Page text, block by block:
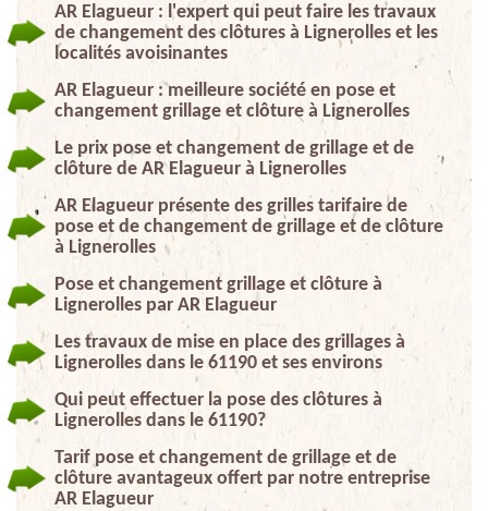
AR Elagueur : l'expert qui peut faire les travaux
de changement des clôtures à Lignerolles et les
localités avoisinantes
AR Elagueur : meilleure société en pose et
changement grillage et clôture à Lignerolles
Le prix pose et changement de grillage et de
clôture de AR Elagueur à Lignerolles
AR Elagueur présente des grilles tarifaire de
pose et de changement de grillage et de clôture
à Lignerolles
Pose et changement grillage et clôture à
Lignerolles par AR Elagueur
Les travaux de mise en place des grillages à
Lignerolles dans le 61190 et ses environs
Qui peut effectuer la pose des clôtures à
Lignerolles dans le 61190?
Tarif pose et changement de grillage et de
clôture avantageux offert par notre entreprise
AR Elagueur